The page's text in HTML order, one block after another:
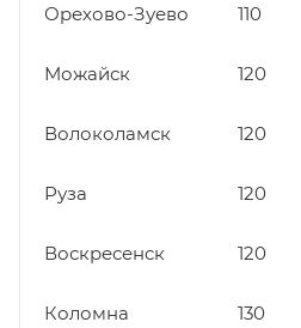
Орехово-Зуево 110
Можайск 120
Волоколамск 120
Руза 120
Воскресенск 120
Коломна 130